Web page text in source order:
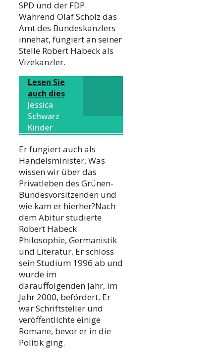
SPD und der FDP.
Während Olaf Scholz das
Amt des Bundeskanzlers
innehat, fungiert an seiner
Stelle Robert Habeck als
Vizekanzler.
Lesen Sie
auch dies
Jessica
Schwarz
Kinder
Er fungiert auch als
Handelsminister. Was
wissen wir über das
Privatleben des Grünen-
Bundesvorsitzenden und
wie kam er hierher?Nach
dem Abitur studierte
Robert Habeck
Philosophie, Germanistik
und Literatur. Er schloss
sein Studium 1996 ab und
wurde im
darauffolgenden Jahr, im
Jahr 2000, befördert. Er
war Schriftsteller und
veröffentlichte einige
Romane, bevor er in die
Politik ging.